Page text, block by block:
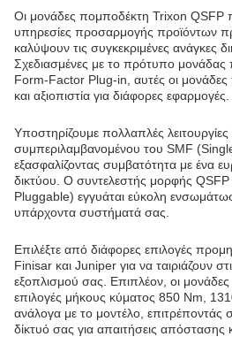
Οι μονάδες πομποδέκτη Trixon QSFP
υπηρεσίες προσαρμογής προϊόντων
καλύψουν τις συγκεκριμένες ανάγκες
Σχεδιασμένες με το πρότυπο
Form-Factor Plug-in, αυτές οι
και αξιοπιστία για διάφορες εφαρμογές.
Υποστηρίζουμε πολλαπλές λειτουργίες
συμπεριλαμβανομένου του SMF
εξασφαλίζοντας συμβατότητα με ένα
δικτύου. Ο συντελεστής μορφής
Pluggable) εγγυάται εύκολη
υπάρχοντα συστήματά σας.
Επιλέξτε από διάφορες επιλογές
Finisar και Juniper για να ταιριάζουν
εξοπλισμού σας. Επιπλέον, οι
επιλογές μήκους κύματος 850 Nm,
ανάλογα με το μοντέλο, επιτρέποντάς
δίκτυό σας για απαιτήσεις απόστασης